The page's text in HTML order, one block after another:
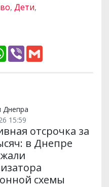
, Дети,
W
h
p
V
Днепра
15:59
отсрочка за
в Днепре
схемы